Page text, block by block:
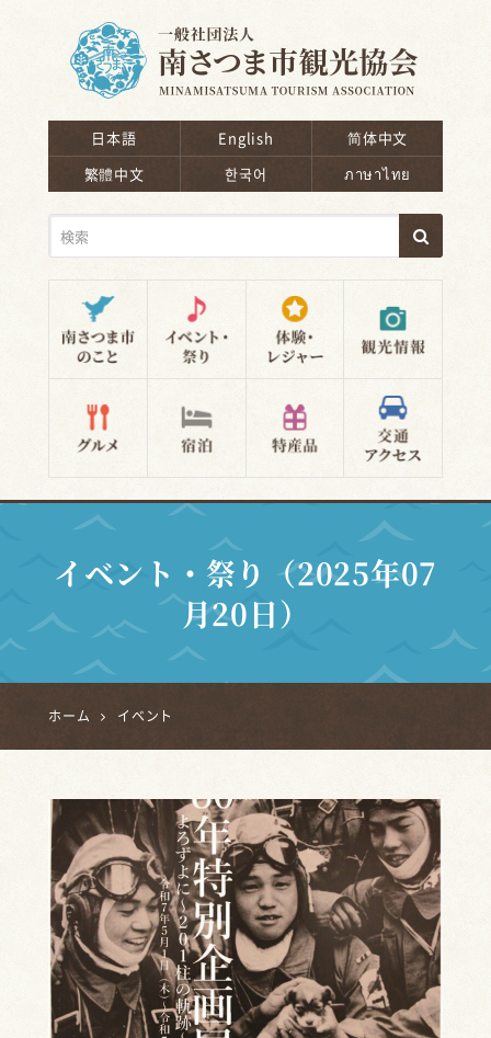
日本語 English
简体中文
繁體中文
한국어 ภาษาไทย
イベント・祭り（2025年07
月20日）
ホーム イベント